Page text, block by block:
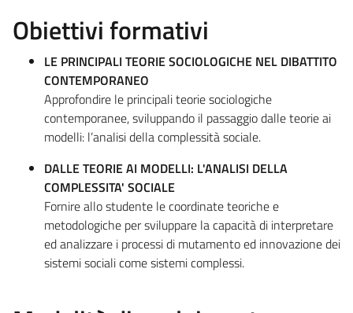
Obiettivi formativi
LE PRINCIPALI TEORIE SOCIOLOGICHE NEL DIBATTITO
CONTEMPORANEO
Approfondire le principali teorie sociologiche
contemporanee, sviluppando il passaggio dalle teorie ai
modelli: l’analisi della complessità sociale.
DALLE TEORIE AI MODELLI: L'ANALISI DELLA
COMPLESSITA' SOCIALE
Fornire allo studente le coordinate teoriche e
metodologiche per sviluppare la capacità di interpretare
ed analizzare i processi di mutamento ed innovazione dei
sistemi sociali come sistemi complessi.